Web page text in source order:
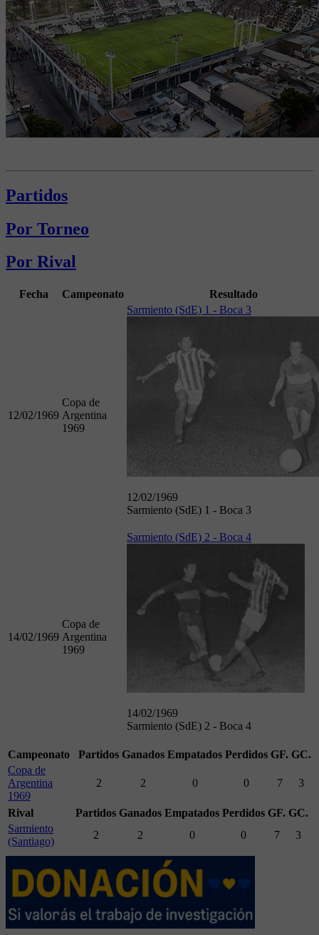
Partidos
Por Torneo
Por Rival
Fecha Campeonato Resultado
12/02/1969
Copa de
Argentina
1969
Sarmiento (SdE) 1 - Boca 3
12/02/1969
Sarmiento (SdE) 1 - Boca 3
14/02/1969
Copa de
Argentina
1969
Sarmiento (SdE) 2 - Boca 4
14/02/1969
Sarmiento (SdE) 2 - Boca 4
Campeonato Partidos Ganados Empatados Perdidos GF. GC.
Copa de
Argentina
1969
2 2 0 0 7 3
Rival Partidos Ganados Empatados Perdidos GF. GC.
Sarmiento
(Santiago)
2 2 0 0 7 3